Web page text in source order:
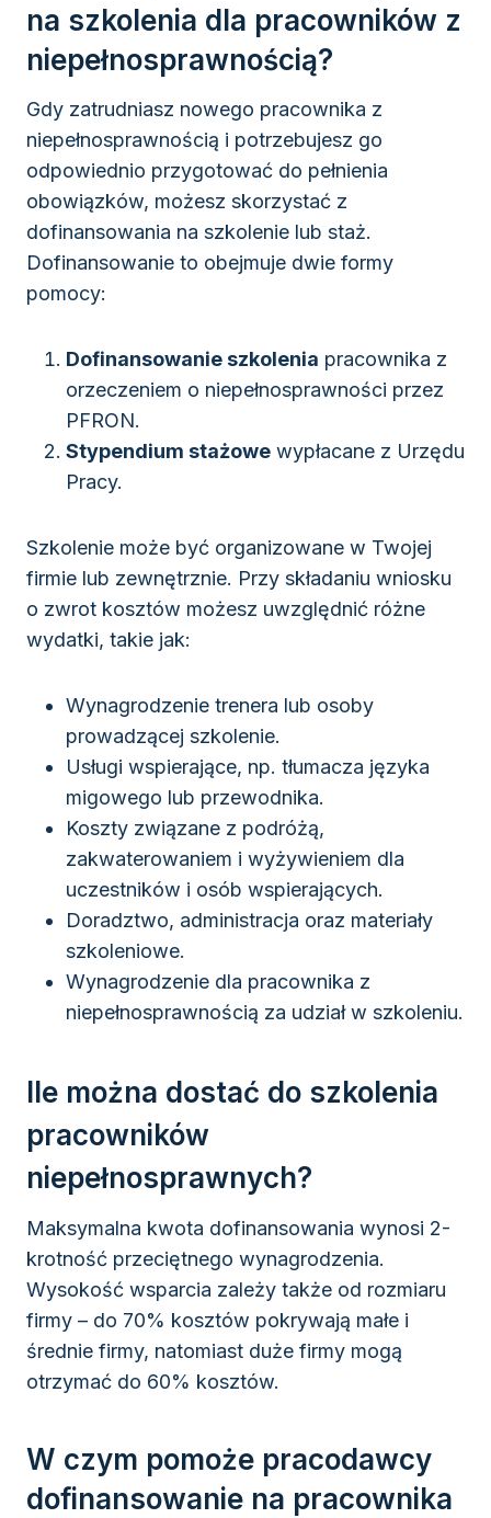
na szkolenia dla pracowników z
niepełnosprawnością?
Gdy zatrudniasz nowego pracownika z
niepełnosprawnością i potrzebujesz go
odpowiednio przygotować do pełnienia
obowiązków, możesz skorzystać z
dofinansowania na szkolenie lub staż.
Dofinansowanie to obejmuje dwie formy
pomocy:
Dofinansowanie szkolenia pracownika z
orzeczeniem o niepełnosprawności przez
PFRON.
Stypendium stażowe wypłacane z Urzędu
Pracy.
Szkolenie może być organizowane w Twojej
firmie lub zewnętrznie. Przy składaniu wniosku
o zwrot kosztów możesz uwzględnić różne
wydatki, takie jak:
Wynagrodzenie trenera lub osoby
prowadzącej szkolenie.
Usługi wspierające, np. tłumacza języka
migowego lub przewodnika.
Koszty związane z podróżą,
zakwaterowaniem i wyżywieniem dla
uczestników i osób wspierających.
Doradztwo, administracja oraz materiały
szkoleniowe.
Wynagrodzenie dla pracownika z
niepełnosprawnością za udział w szkoleniu.
Ile można dostać do szkolenia
pracowników
niepełnosprawnych?
Maksymalna kwota dofinansowania wynosi 2-
krotność przeciętnego wynagrodzenia.
Wysokość wsparcia zależy także od rozmiaru
firmy – do 70% kosztów pokrywają małe i
średnie firmy, natomiast duże firmy mogą
otrzymać do 60% kosztów.
W czym pomoże pracodawcy
dofinansowanie na pracownika